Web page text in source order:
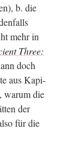
b. die
mehr in
Three:
doch
aus Kapi­
war­um die
der
für die